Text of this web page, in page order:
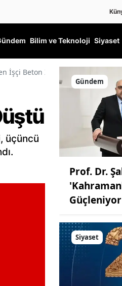
Bilim ve Teknoloji Siyaset
İşçi Beton Zemine Düştü
üçüncü
Gündem
Prof. Dr.
Siyaset